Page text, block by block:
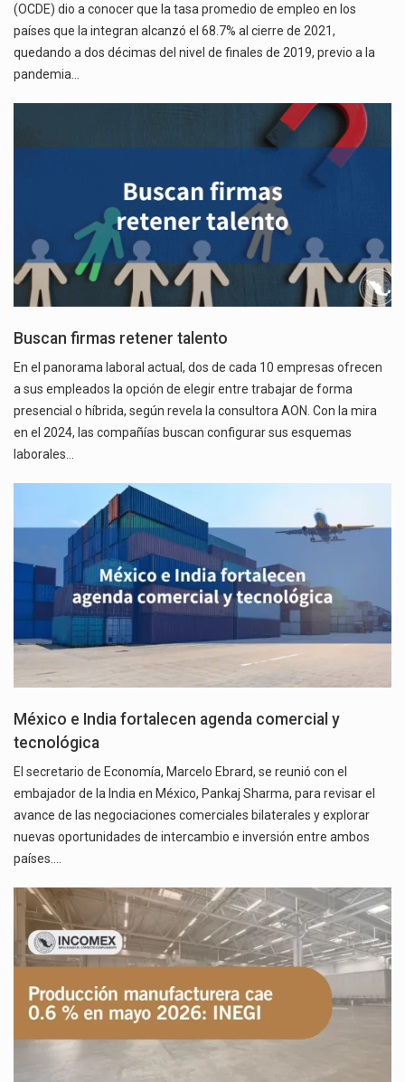
(OCDE) dio a conocer que la tasa promedio de empleo en los
países que la integran alcanzó el 68.7% al cierre de 2021,
quedando a dos décimas del nivel de finales de 2019, previo a la
pandemia…
Buscan firmas retener talento
En el panorama laboral actual, dos de cada 10 empresas ofrecen
a sus empleados la opción de elegir entre trabajar de forma
presencial o híbrida, según revela la consultora AON. Con la mira
en el 2024, las compañías buscan configurar sus esquemas
laborales…
México e India fortalecen agenda comercial y
tecnológica
El secretario de Economía, Marcelo Ebrard, se reunió con el
embajador de la India en México, Pankaj Sharma, para revisar el
avance de las negociaciones comerciales bilaterales y explorar
nuevas oportunidades de intercambio e inversión entre ambos
países.…